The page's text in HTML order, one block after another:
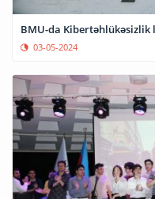
BMU-da Kibertəhlükəsizlik
03-05-2024